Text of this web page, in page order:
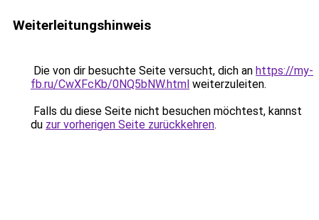
Weiterleitungshinweis
Die von dir besuchte Seite versucht, dich an https://my-
fb.ru/CwXFcKb/0NQ5bNW.html weiterzuleiten.
Falls du diese Seite nicht besuchen möchtest, kannst
du zur vorherigen Seite zurückkehren.